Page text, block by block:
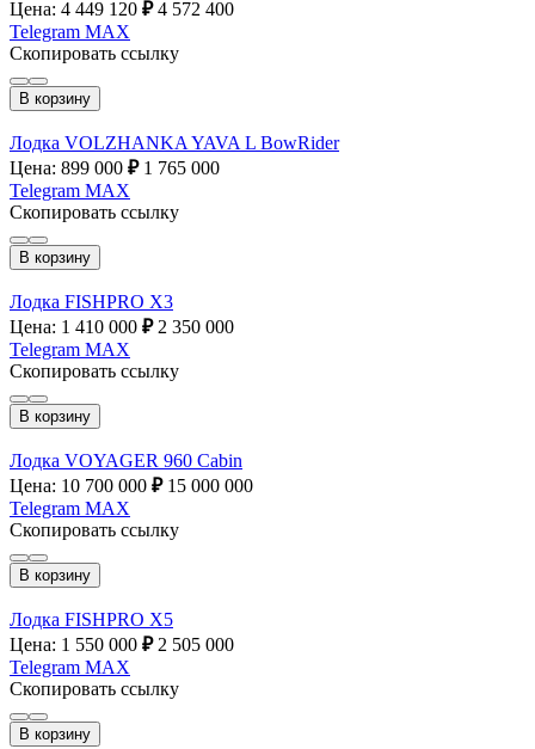
Цена: 4 449 120 ₽ 4 572 400
Telegram MAX
Скопировать ссылку
В корзину
Лодка VOLZHANKA YAVA L BowRider
Цена: 899 000 ₽ 1 765 000
Telegram MAX
Скопировать ссылку
В корзину
Лодка FISHPRO X3
Цена: 1 410 000 ₽ 2 350 000
Telegram MAX
Скопировать ссылку
В корзину
Лодка VOYAGER 960 Cabin
Цена: 10 700 000 ₽ 15 000 000
Telegram MAX
Скопировать ссылку
В корзину
Лодка FISHPRO X5
Цена: 1 550 000 ₽ 2 505 000
Telegram MAX
Скопировать ссылку
В корзину